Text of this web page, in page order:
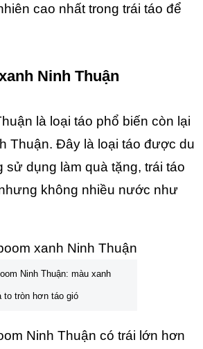
cao nhất trong trái táo để
Ninh Thuận
là loại táo phổ biến còn lại
Thuận. Đây là loại táo được du
sử dụng làm quà tặng, trái táo
không nhiều nước như
Ninh Thuận: màu xanh
to tròn hơn táo gió
Ninh Thuận có trái lớn hơn